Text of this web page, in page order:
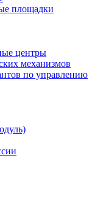
площадки
центры
механизмов
по управлению